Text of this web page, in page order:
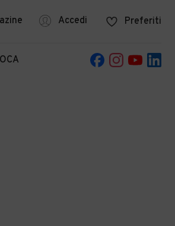
Accedi Preferiti